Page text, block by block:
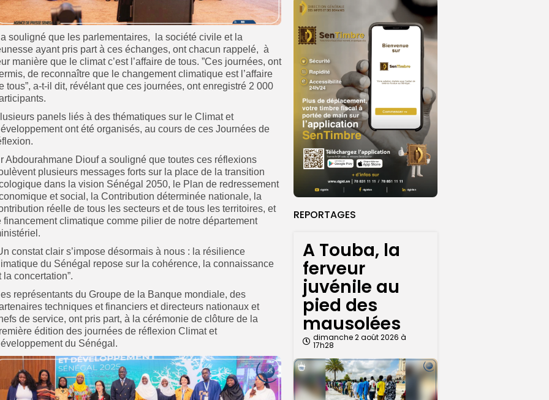
REPORTAGES
A Touba, la
ferveur
juvénile au
pied des
mausolées
dimanche 2 août 2026 à
17h28
souligné que les parlementaires, la société civile et la
ayant pris part à ces échanges, ont chacun rappelé, à
manière que le climat c’est l’affaire de tous. ”Ces journées, ont
de reconnaître que le changement climatique est l’affaire
tous”, a-t-il dit, révélant que ces journées, ont enregistré 2 000
panels liés à des thématiques sur le Climat et
ont été organisés, au cours de ces Journées de
Abdourahmane Diouf a souligné que toutes ces réflexions
plusieurs messages forts sur la place de la transition
dans la vision Sénégal 2050, le Plan de redressement
et social, la Contribution déterminée nationale, la
réelle de tous les secteurs et de tous les territoires, et
financement climatique comme pilier de notre département
constat clair s’impose désormais à nous : la résilience
du Sénégal repose sur la cohérence, la connaissance
la concertation”.
représentants du Groupe de la Banque mondiale, des
techniques et financiers et directeurs nationaux et
de service, ont pris part, à la cérémonie de clôture de la
édition des journées de réflexion Climat et
du Sénégal.